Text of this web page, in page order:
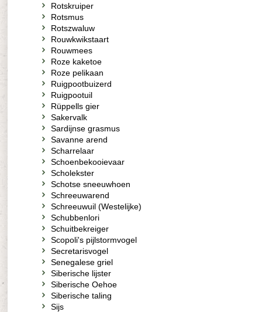
Rotskruiper
Rotsmus
Rotszwaluw
Rouwkwikstaart
Rouwmees
Roze kaketoe
Roze pelikaan
Ruigpootbuizerd
Ruigpootuil
Rüppells gier
Sakervalk
Sardijnse grasmus
Savanne arend
Scharrelaar
Schoenbekooievaar
Scholekster
Schotse sneeuwhoen
Schreeuwarend
Schreeuwuil (Westelijke)
Schubbenlori
Schuitbekreiger
Scopoli's pijlstormvogel
Secretarisvogel
Senegalese griel
Siberische lijster
Siberische Oehoe
Siberische taling
Sijs